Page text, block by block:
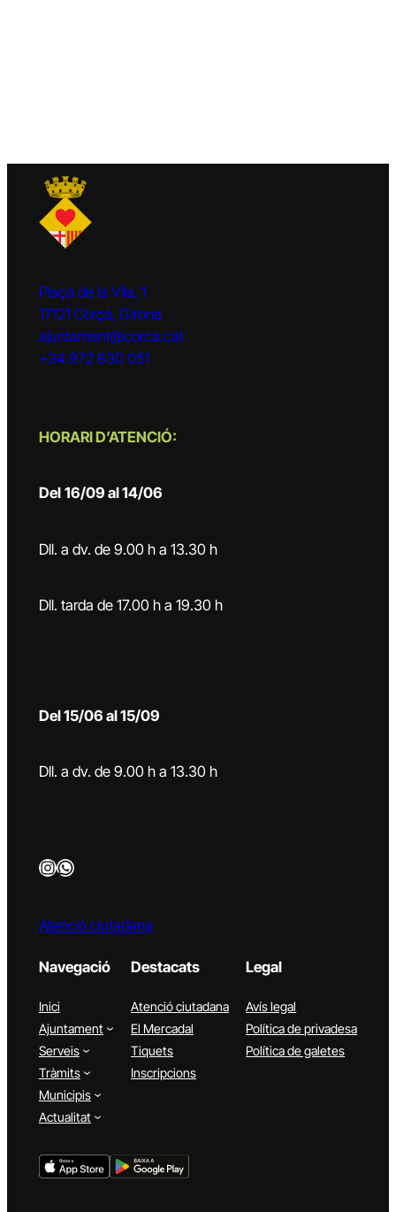
Plaça de la Vila, 1
17121 Corçà, Girona
ajuntament@corca.cat
+34 972 630 051
HORARI D’ATENCIÓ:
Del 16/09 al 14/06
Dll. a dv. de 9.00 h a 13.30 h
Dll. tarda de 17.00 h a 19.30 h
Del 15/06 al 15/09
Dll. a dv. de 9.00 h a 13.30 h
InstagramWhatsApp
Atenció ciutadana
Navegació
Inici
Ajuntament
Serveis
Tràmits
Municipis
Actualitat
Destacats
Atenció ciutadana
El Mercadal
Tiquets
Inscripcions
Legal
Avís legal
Política de privadesa
Política de galetes